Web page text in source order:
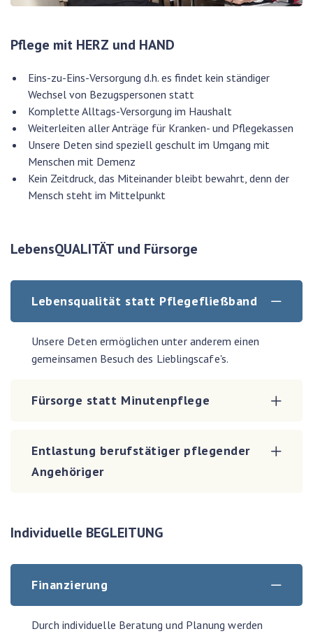
Pflege mit HERZ und HAND
Eins-zu-Eins-Versorgung d.h. es findet kein ständiger
Wechsel von Bezugspersonen statt
Komplette Alltags-Versorgung im Haushalt
Weiterleiten aller Anträge für Kranken- und Pflegekassen
Unsere Deten sind speziell geschult im Umgang mit
Menschen mit Demenz
Kein Zeitdruck, das Miteinander bleibt bewahrt, denn der
Mensch steht im Mittelpunkt
LebensQUALITÄT und Fürsorge
Lebensqualität statt Pflegefließband
Unsere Deten ermöglichen unter anderem einen
gemeinsamen Besuch des Lieblingscafe's.
Fürsorge statt Minutenpflege
Entlastung berufstätiger pflegender
Angehöriger
Individuelle BEGLEITUNG
Finanzierung
Durch individuelle Beratung und Planung werden